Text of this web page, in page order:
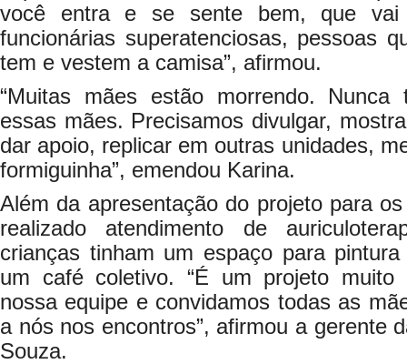
você entra e se sente bem, que
funcionárias superatenciosas, pessoas
tem e vestem a camisa”, afirmou.
“Muitas mães estão morrendo. Nunca
essas mães. Precisamos divulgar,
dar apoio, replicar em outras unidades,
formiguinha”, emendou Karina.
Além da apresentação do projeto para
realizado atendimento de
crianças tinham um espaço para
um café coletivo. “É um projeto muito
nossa equipe e convidamos todas as
a nós nos encontros”, afirmou a gerente
Souza.